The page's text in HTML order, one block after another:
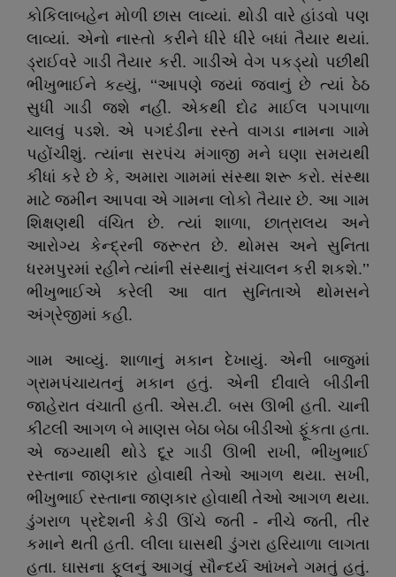
કોકિલાબહેન મોળી છાસ લાવ્યાં. થોડી વારે હાંડવો પણ
લાવ્યાં. એનો નાસ્તો કરીને ધીરે ધીરે બધાં તૈયાર થયાં.
ડ્રાઈવરે ગાડી તૈયાર કરી. ગાડીએ વેગ પકડ્યો પછીથી
ભીખુભાઈને કહ્યું, ‘‘આપણે જ્યાં જવાનું છે ત્યાં ઠેઠ
સુધી ગાડી જશે નહીં. એકથી દોઢ માઈલ પગપાળા
ચાલવું પડશે. એ પગદંડીના રસ્તે વાગડા નામના ગામે
પહોંચીશું. ત્યાંના સરપંચ મંગાજી મને ઘણા સમયથી
કીધાં કરે છે કે, અમારા ગામમાં સંસ્થા શરૂ કરો. સંસ્થા
માટે જમીન આપવા એ ગામના લોકો તૈયાર છે. આ ગામ
શિક્ષણથી વંચિત છે. ત્યાં શાળા, છાત્રાલય અને
આરોગ્ય કેન્દ્રની જરૂરત છે. થોમસ અને સુનિતા
ધરમપુરમાં રહીને ત્યાંની સંસ્થાનું સંચાલન કરી શકશે.’’
ભીખુભાઈએ કરેલી આ વાત સુનિતાએ થોમસને
અંગ્રેજીમાં કહી.
ગામ આવ્યું. શાળાનું મકાન દેખાયું. એની બાજુમાં
ગ્રામપંચાયતનું મકાન હતું. એની દીવાલે બીડીની
જાહેરાત વંચાતી હતી. એસ.ટી. બસ ઊભી હતી. ચાની
કીટલી આગળ બે માણસ બેઠા બેઠા બીડીઓ ફૂંકતા હતા.
એ જગ્યાથી થોડે દૂર ગાડી ઊભી રાખી, ભીખુભાઈ
રસ્તાના જાણકાર હોવાથી તેઓ આગળ થયા. સખી,
ભીખુભાઈ રસ્તાના જાણકાર હોવાથી તેઓ આગળ થયા.
ડુંગરાળ પ્રદેશની કેડી ઊંચે જતી - નીચે જતી, તીર
કમાને થતી હતી. લીલા ઘાસથી ડુંગરા હરિયાળા લાગતા
હતા. ઘાસના ફૂલનું આગવું સૌન્દર્ય આંખને ગમતું હતું.